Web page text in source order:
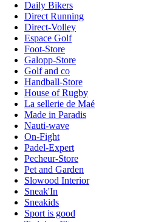
Daily Bikers
Direct Running
Direct-Volley
Espace Golf
Foot-Store
Galopp-Store
Golf and co
Handball-Store
House of Rugby
La sellerie de Maé
Made in Paradis
Nauti-wave
On-Fight
Padel-Expert
Pecheur-Store
Pet and Garden
Slowood Interior
Sneak'In
Sneakids
Sport is good